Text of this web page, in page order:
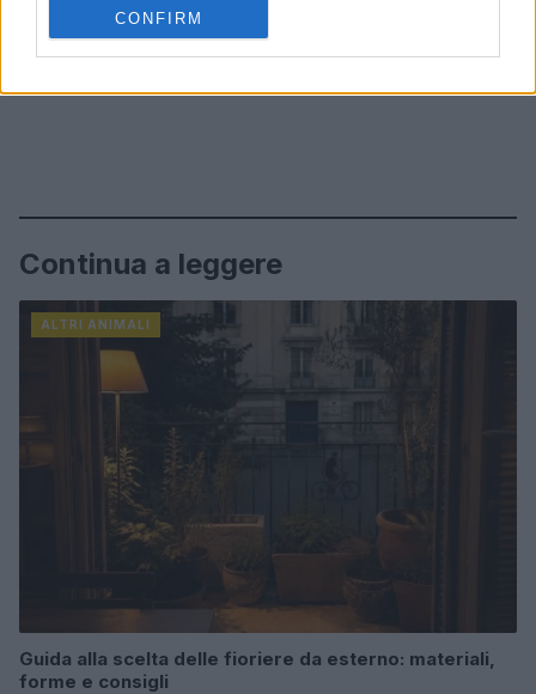
CONFIRM
Continua a leggere
ALTRI ANIMALI
Guida alla scelta delle fioriere da esterno: materiali,
forme e consigli